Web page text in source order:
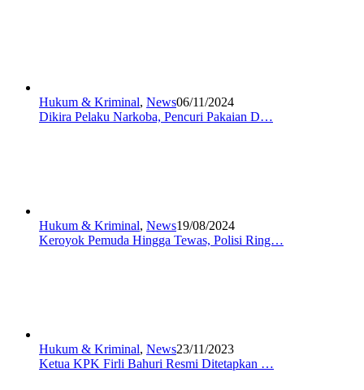
Hukum & Kriminal, News06/11/2024
Dikira Pelaku Narkoba, Pencuri Pakaian D…
Hukum & Kriminal, News19/08/2024
Keroyok Pemuda Hingga Tewas, Polisi Ring…
Hukum & Kriminal, News23/11/2023
Ketua KPK Firli Bahuri Resmi Ditetapkan …